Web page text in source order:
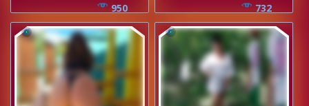
950
732